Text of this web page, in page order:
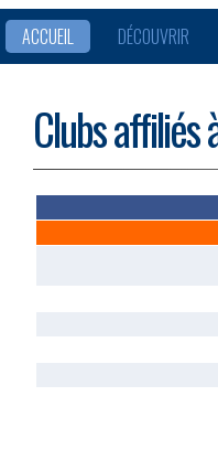
ACCUEIL DÉCOUVRIR
Clubs affiliés